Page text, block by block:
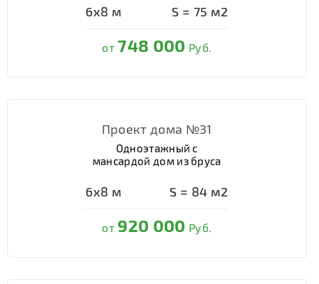
6х8 м S = 75 м2
от748 000 Руб.
Проект дома №31
Одноэтажный с
мансардой дом из бруса
6х8 м S = 84 м2
от 920 000 Руб.